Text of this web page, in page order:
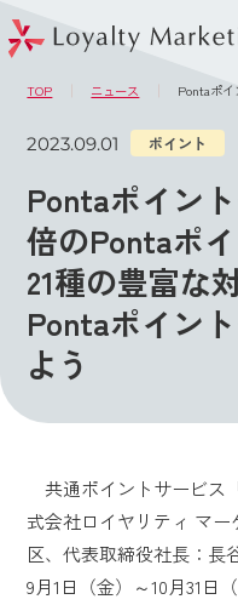
TOP ニュース Pontaポイ
2023.09.01 ポイント
Pontaポイン
倍のPontaポ
21種の豊富な
Pontaポイン
よう
共通ポイントサービス
式会社ロイヤリティ マ
区、代表取締役社長：長
9月1日（金）～10月31日